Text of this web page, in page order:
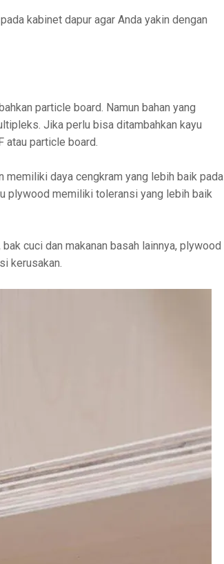
kabinet dapur agar Anda yakin dengan
particle board. Namun bahan yang
Jika perlu bisa ditambahkan kayu
atau particle board.
memiliki daya cengkram yang lebih baik pada
plywood memiliki toleransi yang lebih baik
cuci dan makanan basah lainnya, plywood
kerusakan.